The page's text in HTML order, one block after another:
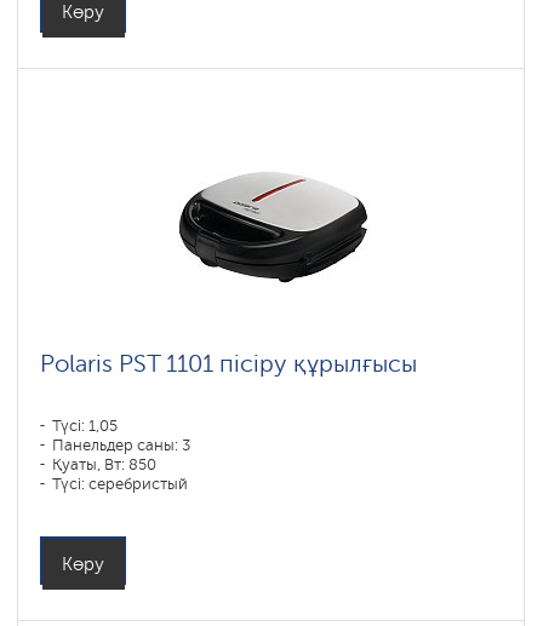
Көру
Polaris PST 1101 пісіру құрылғысы
Түсі: 1,05
Панельдер саны: 3
Қуаты, Вт: 850
Түсі: серебристый
Көру